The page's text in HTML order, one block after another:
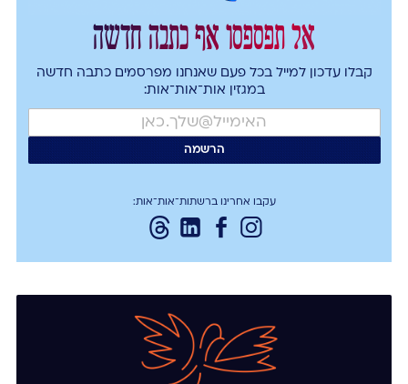
אל תפספסו אף כתבה חדשה
קבלו עדכון למייל בכל פעם שאנחנו מפרסמים כתבה חדשה
במגזין אות־אות־אות:
עקבו אחרינו ברשתות־אות־אות: